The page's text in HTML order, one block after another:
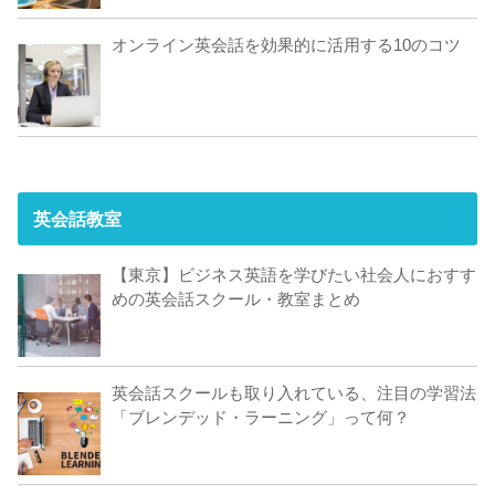
オンライン英会話を効果的に活用する10のコツ
英会話教室
【東京】ビジネス英語を学びたい社会人におすす
めの英会話スクール・教室まとめ
英会話スクールも取り入れている、注目の学習法
「ブレンデッド・ラーニング」って何？